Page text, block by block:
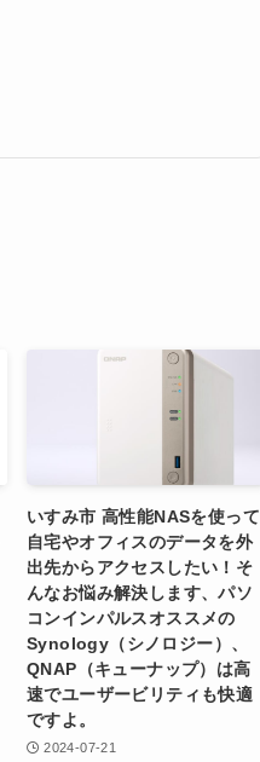
いすみ市 高性能NASを使って
自宅やオフィスのデータを外
出先からアクセスしたい！そ
んなお悩み解決します、パソ
コンインパルスオススメの
Synology（シノロジー）、
QNAP（キューナップ）は高
速でユーザービリティも快適
ですよ。
2024-07-21